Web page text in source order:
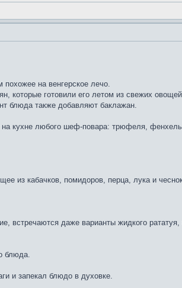
на венгерское лечо.
которые готовили его летом из свежих
блюда также добавляют баклажан.
кухне любого шеф-повара: трюфеля,
из кабачков, помидоров, перца, лука и
встречаются даже варианты жидкого
блюда.
и запекал блюдо в духовке.